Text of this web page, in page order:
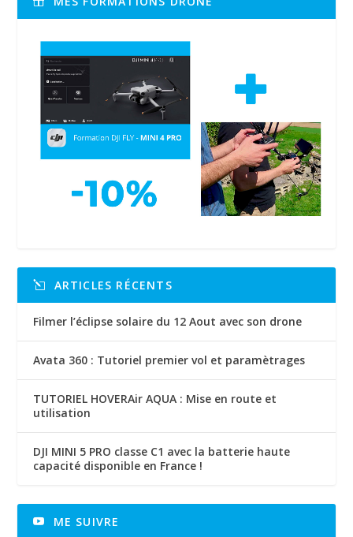
ARTICLES RÉCENTS
Filmer l’éclipse solaire du 12 Aout avec son drone
Avata 360 : Tutoriel premier vol et paramètrages
TUTORIEL HOVERAir AQUA : Mise en route et
utilisation
DJI MINI 5 PRO classe C1 avec la batterie haute
capacité disponible en France !
ME SUIVRE